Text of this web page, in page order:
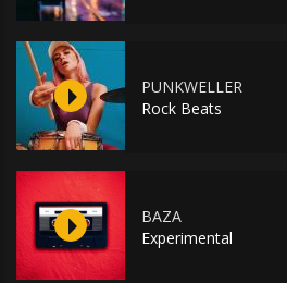
PUNKWELLER
Rock Beats
BAZA
Experimental